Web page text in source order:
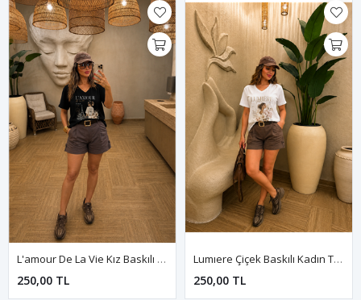
L'amour De La Vie Kız Baskılı Kadın Tişört-Siyah
250,00 TL
Lumıere Çiçek Baskılı Kadın Tişört-Beyaz
250,00 TL